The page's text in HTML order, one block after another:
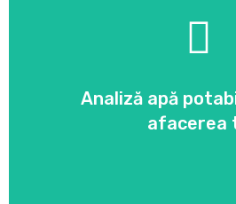
Analiză apă
afacerea
Expertiză